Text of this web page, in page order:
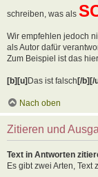
schreiben, was als
Wir empfehlen jedoch
als Autor dafür
Zum Beispiel ist das
[b][u]Das ist falsch[/b][/
Nach oben
Zitieren und
Text in Antworten
Es gibt zwei Arten, Text